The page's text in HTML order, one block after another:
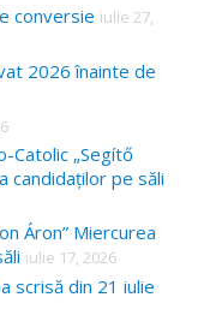
conversie iulie 27,
2026 înainte de
Catolic „Segítő
candidaților pe săli
Áron” Miercurea
iulie 17, 2026
scrisă din 21 iulie